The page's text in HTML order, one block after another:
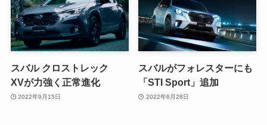
スバル クロストレック
XVが力強く正常進化
2022年9月15日
スバルがフォレスターにも
「STI Sport」追加
2022年6月28日